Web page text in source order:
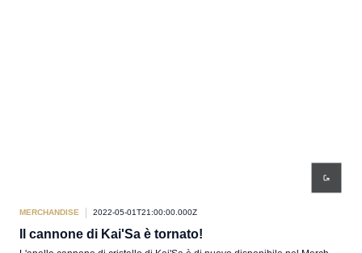
MERCHANDISE 2022-05-01T21:00:00.000Z
Il cannone di Kai'Sa è tornato!